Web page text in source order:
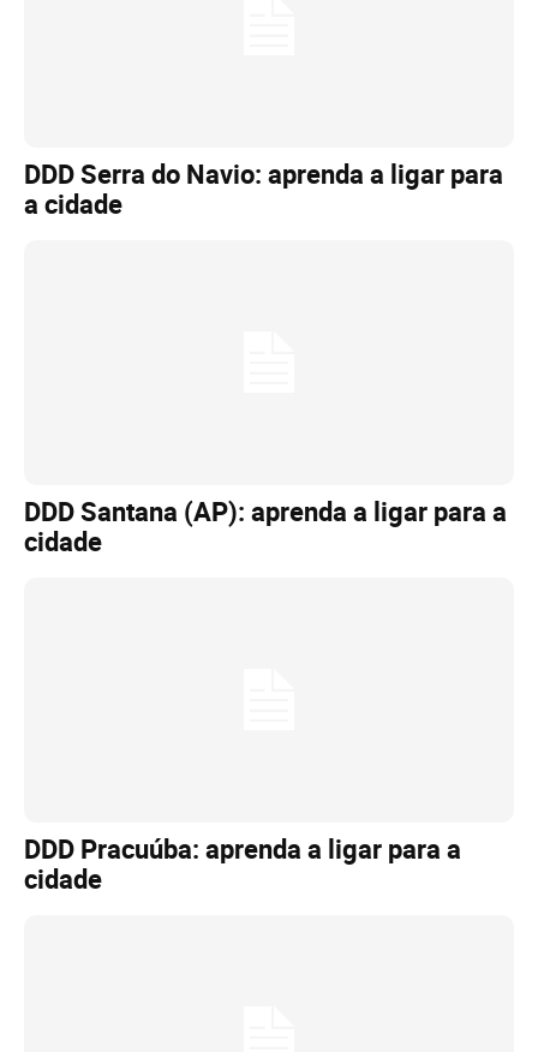
DDD Serra do Navio: aprenda a ligar para
a cidade
DDD Santana (AP): aprenda a ligar para a
cidade
DDD Pracuúba: aprenda a ligar para a
cidade